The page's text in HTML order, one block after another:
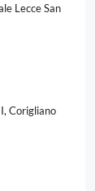
Lecce San
Corigliano